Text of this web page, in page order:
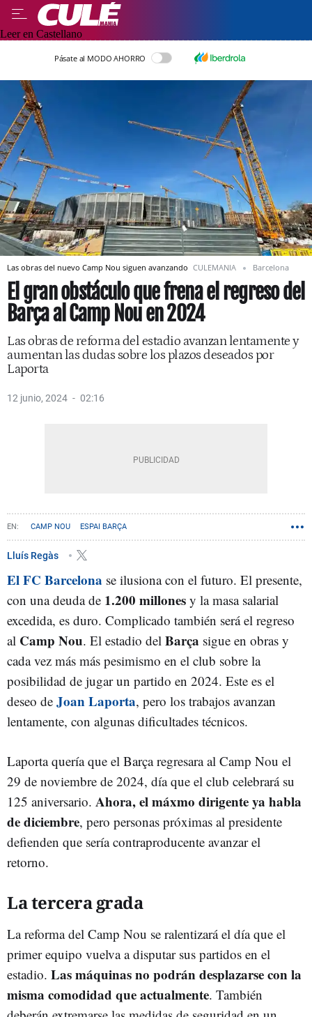
Leer en Castellano
Pásate al MODO AHORRO
Las obras del nuevo Camp Nou siguen avanzando CULEMANIA Barcelona
El gran obstáculo que frena el regreso del
Barça al Camp Nou en 2024
Las obras de reforma del estadio avanzan lentamente y
aumentan las dudas sobre los plazos deseados por
Laporta
12 junio, 2024 02:16
CAMP NOU ESPAI BARÇA
Lluís Regàs
El FC Barcelona se ilusiona con el futuro. El presente,
con una deuda de 1.200 millones y la masa salarial
excedida, es duro. Complicado también será el regreso
al Camp Nou. El estadio del Barça sigue en obras y
cada vez más más pesimismo en el club sobre la
posibilidad de jugar un partido en 2024. Este es el
deseo de Joan Laporta, pero los trabajos avanzan
lentamente, con algunas dificultades técnicos.
Laporta quería que el Barça regresara al Camp Nou el
29 de noviembre de 2024, día que el club celebrará su
125 aniversario. Ahora, el máxmo dirigente ya habla
de diciembre, pero personas próximas al presidente
defienden que sería contraproducente avanzar el
retorno.
La tercera grada
La reforma del Camp Nou se ralentizará el día que el
primer equipo vuelva a disputar sus partidos en el
estadio. Las máquinas no podrán desplazarse con la
misma comodidad que actualmente. También